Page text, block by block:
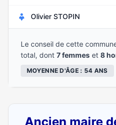
Olivier STOPIN
Le conseil de cette
total, dont 7 femmes et 8
MOYENNE D'ÂGE : 54 ANS
Ancien maire